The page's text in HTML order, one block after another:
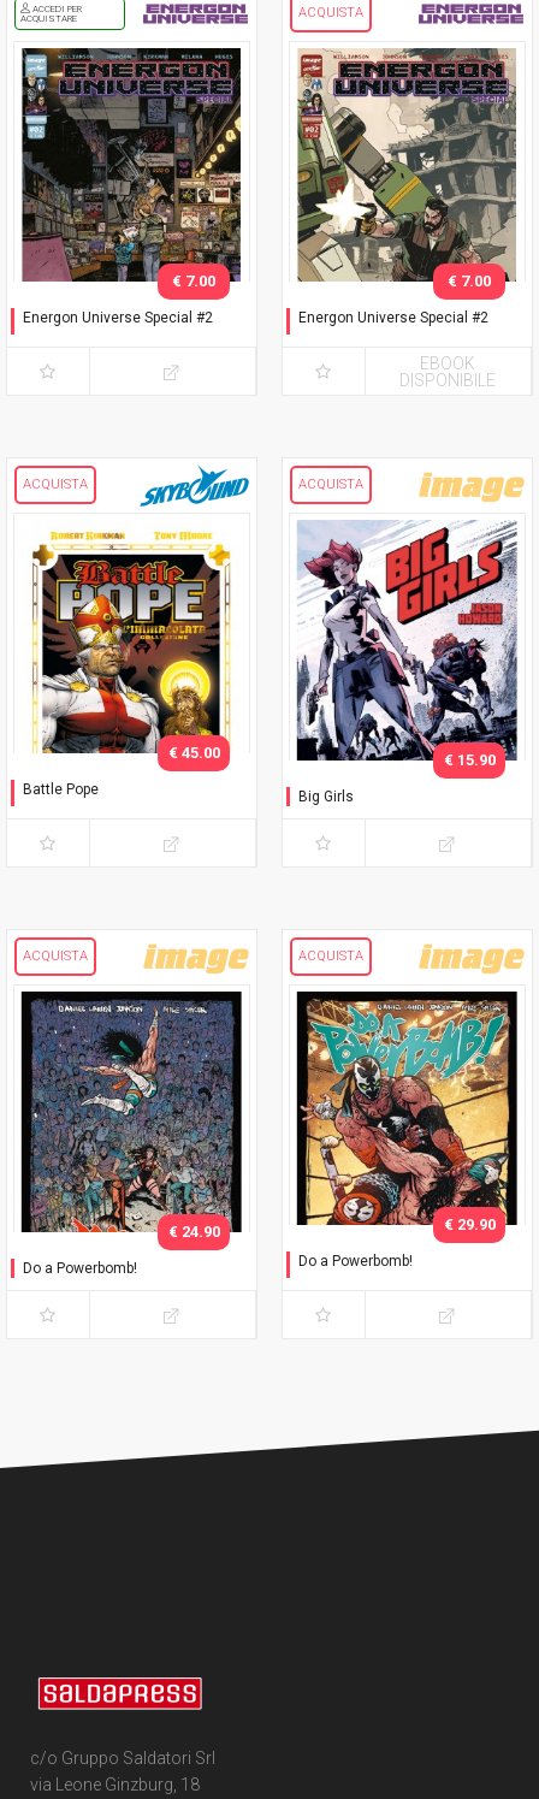
ACCEDI PER
ACQUISTARE
Energon Universe Special #2
€ 7.00
ACQUISTA
Energon Universe Special #2
€ 7.00
EBOOK
DISPONIBILE
ACQUISTA
Battle Pope
€ 45.00
ACQUISTA
Big Girls
€ 15.90
ACQUISTA
Do a Powerbomb!
€ 24.90
ACQUISTA
Do a Powerbomb!
€ 29.90
c/o Gruppo Saldatori Srl
via Leone Ginzburg, 18